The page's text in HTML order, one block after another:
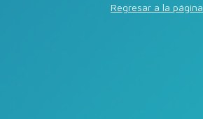
Regresar a la página